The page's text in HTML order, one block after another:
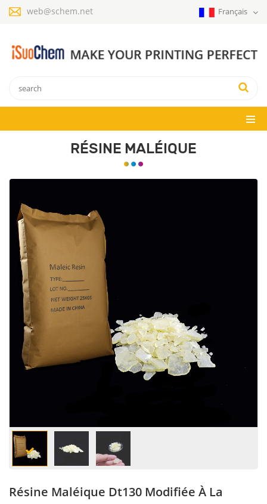
web@schem.net Français
RÉSINE MALÉIQUE
Résine Maléique Dt130 Modifiée À La